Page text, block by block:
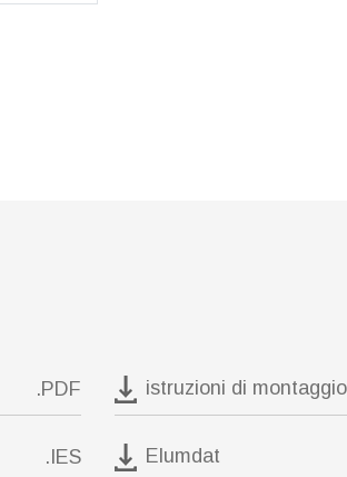
.PDF istruzioni di montaggio
.IES Elumdat